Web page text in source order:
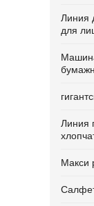
Линия
для
Линия
Макси